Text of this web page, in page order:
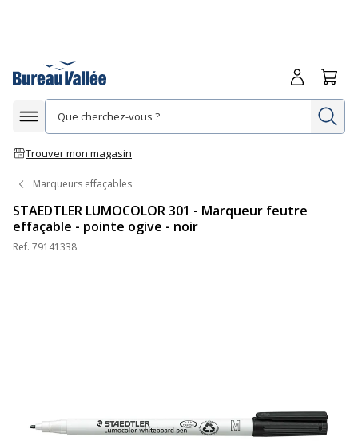
Afficher la navigation
Trouver mon magasin
Me
Marqueurs effaçables
STAEDTLER LUMOCOLOR 301 - Marqueur feutre
effaçable - pointe ogive - noir
Ref. 79141338